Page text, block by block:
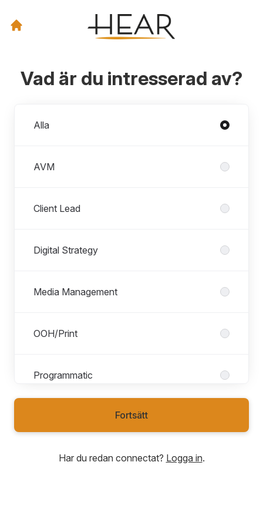
Vad är du intresserad av?
Alla
AVM
Client Lead
Digital Strategy
Media Management
OOH/Print
Programmatic
Social media
Fortsätt
Har du redan connectat? Logga in.